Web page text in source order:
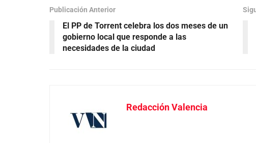
Publicación Anterior
El PP de Torrent celebra los dos meses de un
gobierno local que responde a las
necesidades de la ciudad
Redacción Valencia